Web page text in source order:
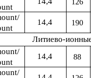
126
14,4 190
Литиево-
14,4 88